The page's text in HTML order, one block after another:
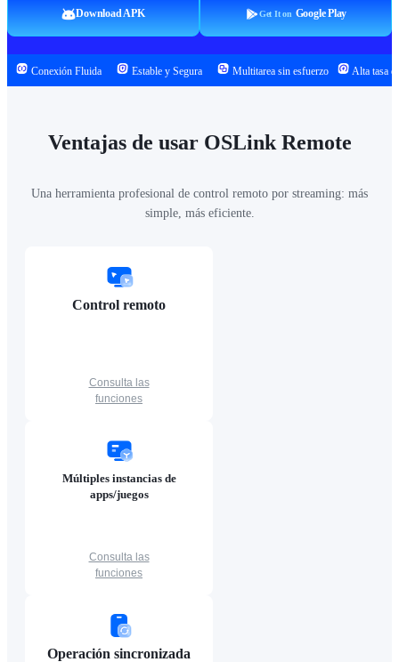
Download APK Get It on Google Play
Conexión Fluida Estable y Segura Multitarea sin esfuerzo Alta tasa
Ventajas de usar OSLink Remote
Una herramienta profesional de control remoto por streaming: más
simple, más eficiente.
Control remoto
Consulta las
funciones
Múltiples instancias de
apps/juegos
Consulta las
funciones
Operación sincronizada